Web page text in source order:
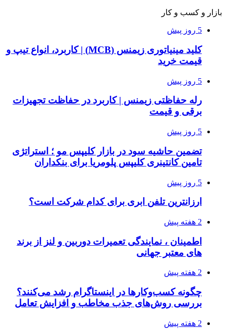
بازار و کسب و کار
5 روز پیش
کلید مینیاتوری زیمنس (MCB) | کاربرد، انواع تیپ و
قیمت خرید
5 روز پیش
رله حفاظتی زیمنس | کاربرد در حفاظت تجهیزات
برقی و قیمت
5 روز پیش
تضمین حاشیه سود در بازار کلیپس مو ؛ استراتژی
تامین کانتینری کلیپس پلومریا برای بنکداران
5 روز پیش
ارزانترین تلفن ابری برای کدام شرکت است؟
2 هفته پیش
اطمینان ، نمایندگی تعمیرات دوربین و لنز از برند
های معتبر جهانی
2 هفته پیش
چگونه کسب‌وکارها در اینستاگرام رشد می‌کنند؟
بررسی روش‌های جذب مخاطب و افزایش تعامل
2 هفته پیش